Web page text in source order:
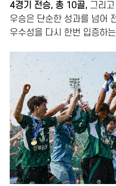
4경기 전승, 총 10골, 그리
우승은 단순한 성과를 넘어
우수성을 다시 한번 입증하